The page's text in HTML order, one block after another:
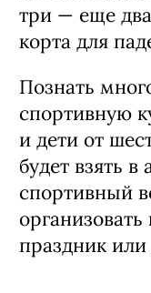
Панорамик —
пространства.
В ближайшее
несколько
начнут
две площадки
три — еще
корта для